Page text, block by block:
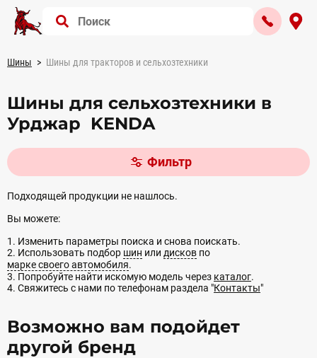
Шины Шины для тракторов и сельхозтехники
Шины для сельхозтехники в
Урджар KENDA
Фильтр
Подходящей продукции не нашлось.
Вы можете:
1. Изменить параметры поиска и снова поискать.
2. Использовать подбор шин или дисков по
марке своего автомобиля.
3. Попробуйте найти искомую модель через каталог.
4. Свяжитесь с нами по телефонам раздела "Контакты"
Возможно вам подойдет
другой бренд